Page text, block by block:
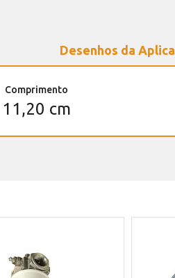
Desenhos da
Comprimento
11,20 cm